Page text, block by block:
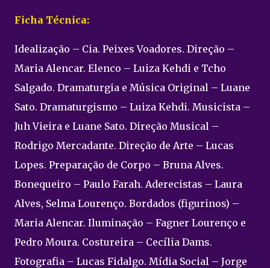
Ficha Técnica:
Idealização – Cia. Peixes Voadores. Direção –
Maria Alencar. Elenco – Luiza Kehdi e Tcho
Salgado. Dramaturgia e Música Original – Luane
Sato. Dramaturgismo – Luiza Kehdi. Musicista –
Juh Vieira e Luane Sato. Direção Musical –
Rodrigo Mercadante. Direção de Arte – Lucas
Lopes. Preparação de Corpo – Bruna Alves.
Bonequeiro – Paulo Farah. Aderecistas – Laura
Alves, Selma Lourenço. Bordados (figurinos) –
Maria Alencar. Iluminação – Fagner Lourenço e
Pedro Moura. Costureira – Cecília Dams.
Fotografia – Lucas Fidalgo. Mídia Social – Jorge